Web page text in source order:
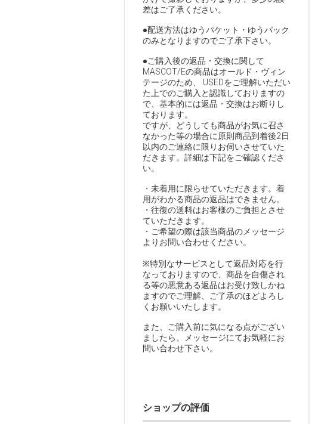
差はご了承ください。
●配送方法はゆうパケット・ゆうパック
のみとなりますのでご了承下さい。
●ご購入後の返品・交換に関して
MASCOT/Eの商品はオールド・ヴィン
テージのため、 USEDをご理解いただい
た上でのご購入と認識しておりますの
で、基本的には返品・交換はお断りし
ております。
ですが、どうしても商品がお気に召さ
なかった等の場合に原則商品到着後2日
以内のご連絡に限りお伺いさせていた
だきます。詳細は下記をご確認くださ
い。
・未着用に限らせていただきます。着
用がわかる商品の返品はできません。
・往復の送料はお客様のご負担とさせ
ていただきます。
・ご希望の際は該当商品のメッセージ
よりお問い合わせください。
※特別なサービスとして返品対応を行
なっておりますので、商品を自傷され
る等の悪意ある返品はお受け致しかね
ますのでご理解、ご了承のほどよろし
くお願いいたします。
また、ご購入前に気になる点がござい
ましたら、メッセージにてお気軽にお
問い合わせ下さい。
ショップの評価